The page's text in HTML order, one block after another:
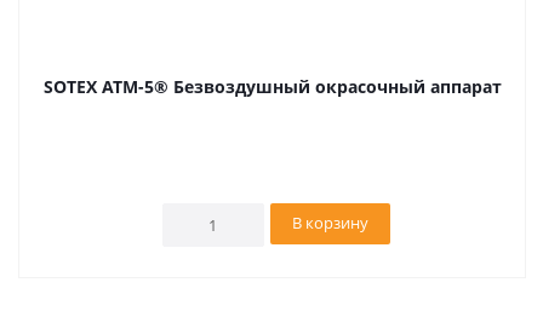
SOTEX ATM-5® Безвоздушный окрасочный аппарат
В корзину